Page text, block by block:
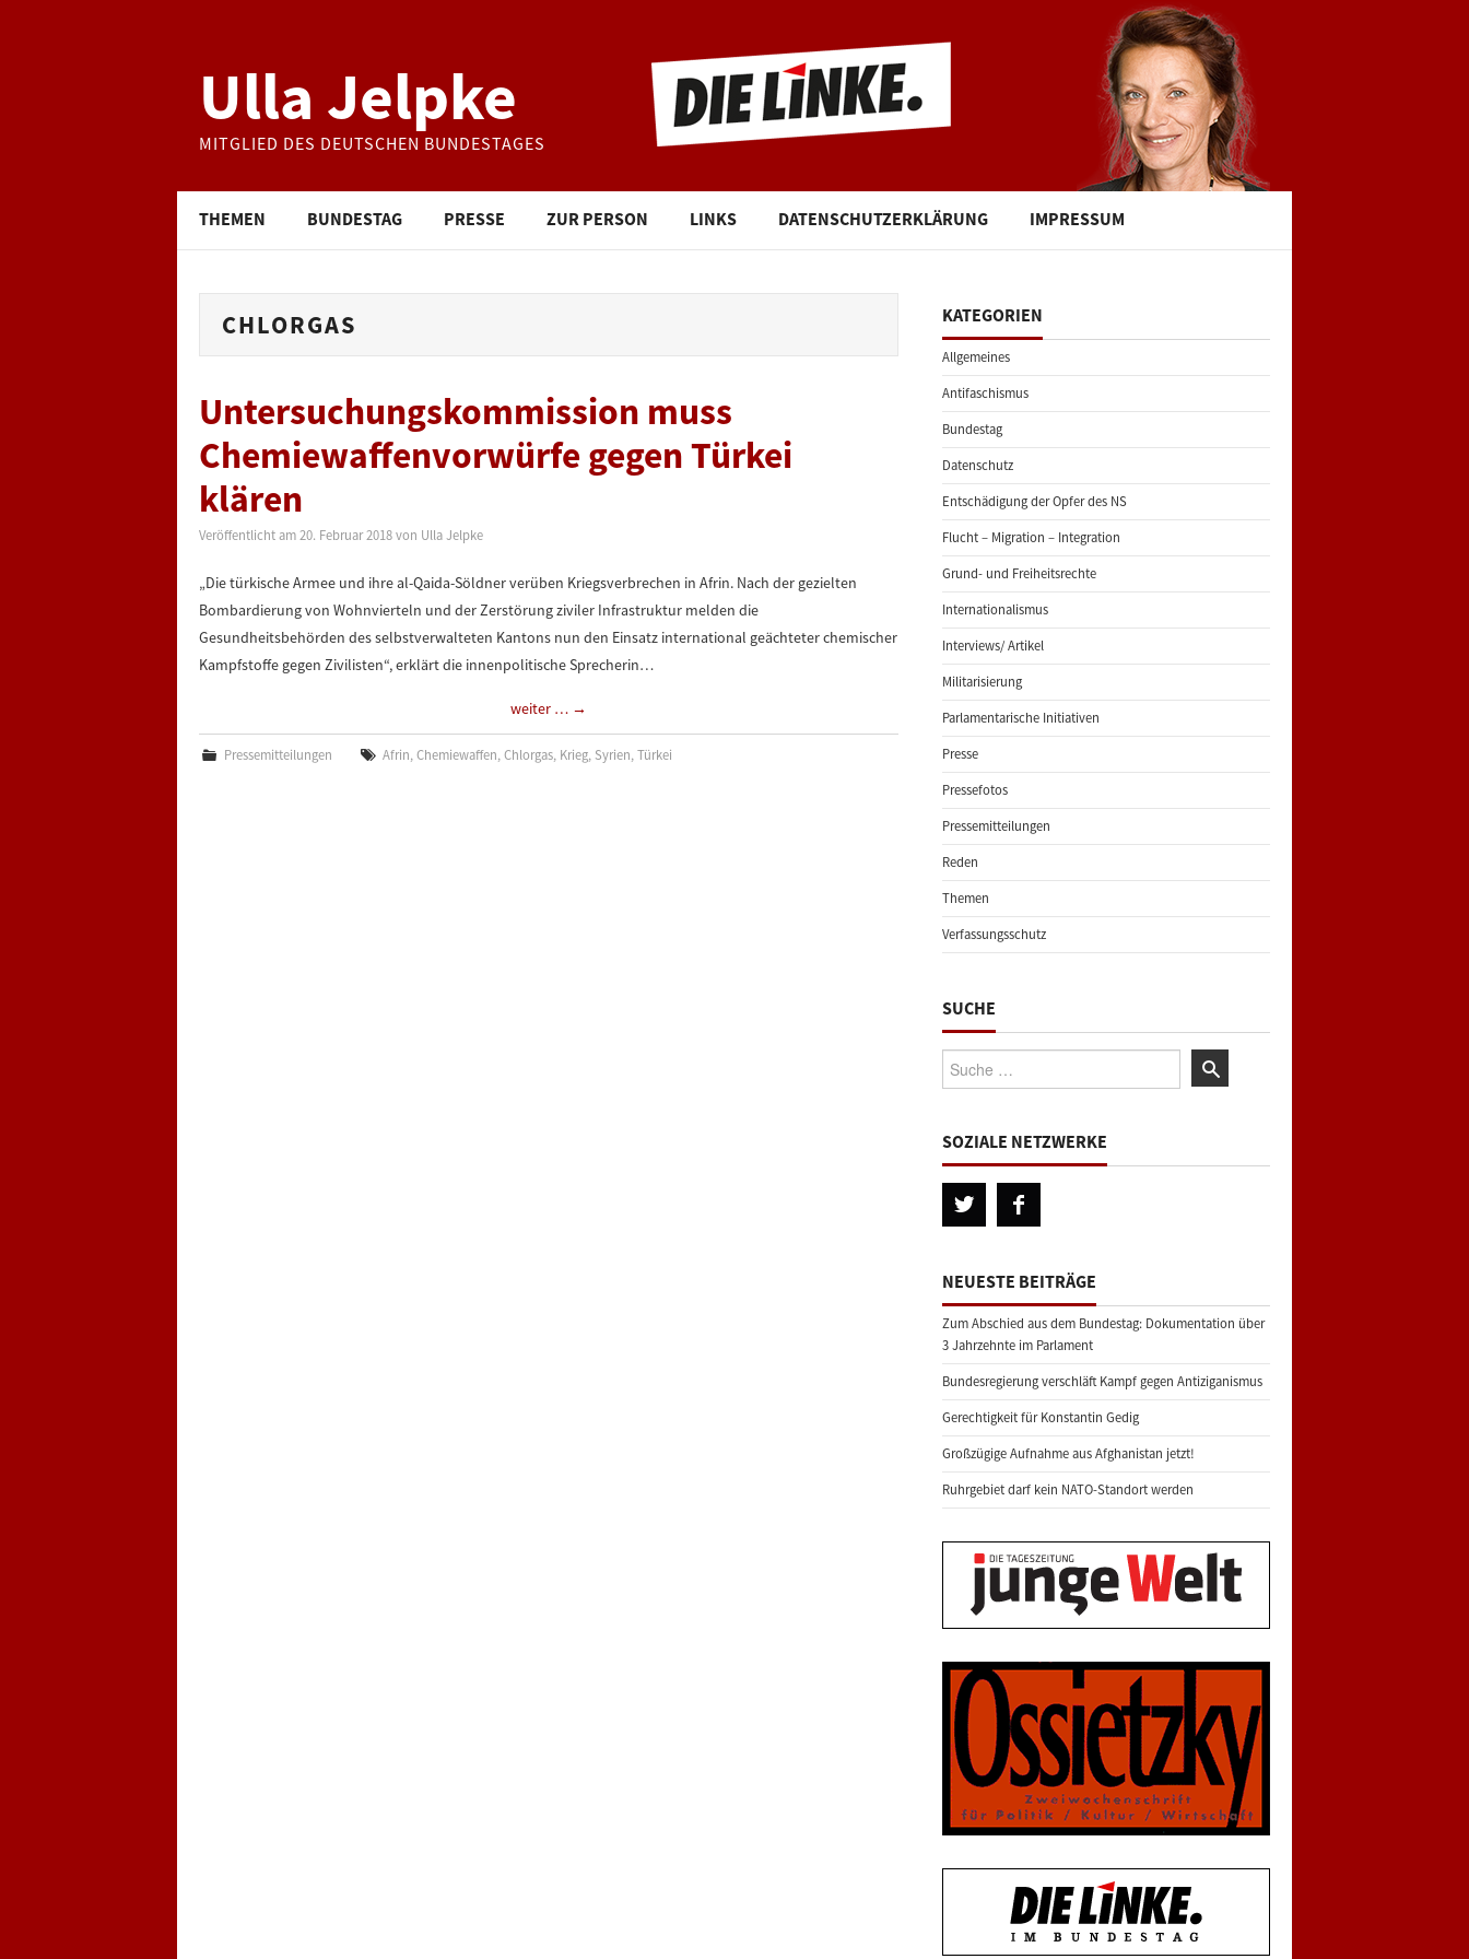
Ulla Jelpke
MITGLIED DES DEUTSCHEN BUNDESTAGES
THEMEN BUNDESTAG PRESSE ZUR PERSON LINKS DATENSCHUTZERKLÄRUNG IMPRESSUM
CHLORGAS
Untersuchungskommission muss
Chemiewaffenvorwürfe gegen Türkei
klären
Veröffentlicht am 20. Februar 2018 von Ulla Jelpke
„Die türkische Armee und ihre al-Qaida-Söldner verüben Kriegsverbrechen in Afrin. Nach der gezielten
Bombardierung von Wohnvierteln und der Zerstörung ziviler Infrastruktur melden die
Gesundheitsbehörden des selbstverwalteten Kantons nun den Einsatz international geächteter chemischer
Kampfstoffe gegen Zivilisten“, erklärt die innenpolitische Sprecherin…
weiter … →
Pressemitteilungen Afrin,Chemiewaffen,Chlorgas, Krieg, Syrien,Türkei
KATEGORIEN
Allgemeines
Antifaschismus
Bundestag
Datenschutz
Entschädigung der Opfer des NS
Flucht – Migration – Integration
Grund- und Freiheitsrechte
Internationalismus
Interviews/ Artikel
Militarisierung
Parlamentarische Initiativen
Presse
Pressefotos
Pressemitteilungen
Reden
Themen
Verfassungsschutz
SUCHE
Suche:
SOZIALE NETZWERKE
NEUESTE BEITRÄGE
Zum Abschied aus dem Bundestag: Dokumentation über
3 Jahrzehnte im Parlament
Bundesregierung verschläft Kampf gegen Antiziganismus
Gerechtigkeit für Konstantin Gedig
Großzügige Aufnahme aus Afghanistan jetzt!
Ruhrgebiet darf kein NATO-Standort werden